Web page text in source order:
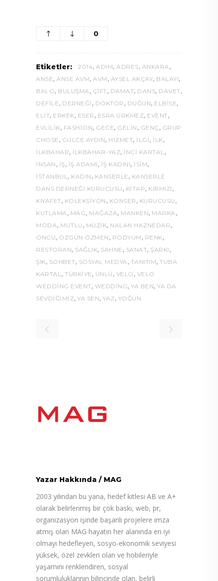
0
Etiketler: 2014, ADIM, ADRES, ANKARA ,
ANSE, ANSE AVM, AVM , AYSEL AKÇAY, BALAYI,
BALO, BULUŞMA , ÇIFT, DAMAT, DANS, DAVET,
DEFILE, DERNEĞI , DOKTOR , DÜĞÜN, ELBISE,
ELIT, ERKEK, ESER , ESRA ÜRKMEZ, EVENT,
EVLILIK, FASHION, GECE, GELIN , GENÇ , GRUP
CHOSE , GÜLCE AYDIN, HIZMET, ILGI , ILK,
ILKBAHAR, İLKBAHAR-YAZ, İNCI KARTAL ,
INSAN , IŞ, IŞ ADAMI , IŞ KADINI, ISIM,
ISTANBUL , KADIN , KANSERLE , KANSERLE
DANS DERNEĞI KURUCUSU , KITAP, KIRMIZI ,
KIYAFET, KOLEKSİYON , KONSER , KURUCUSU ,
KUTLAMA , MAG, MAĞAZA, MANKEN, MARKA ,
MODA, MUTLU , MÜZIK, NALAN HAZNEDAR,
ÖNCÜ, ÖZGÜN ÖZMEN , PODYUM , RENK,
RESTORAN, SAĞLIK, SAHNE , SANAT, ŞARKI ,
ŞIK, SOHBET, SOSYAL MEDYA , TANITIM, TUBA
KARTAL , TÜRKIYE , ÜNLÜ , VELO , VELO
WEDDING EVENT, WEDDING, YA BEN, YA DA
SEVDIĞIMIZ, YA SEN, YAZ, YOĞUN
Yazar Hakkında / MAG
2003 yılından bu yana, hedef kitlesi AB ve A+
olarak belirlenmiş bir çok baskı, web, pr,
organizasyon işinde başarılı projelere imza
atmış olan MAG hayatın her alanında en iyi
olmayı hedefleyen, sosyo-ekonomik seviyesi
yüksek, özel zevkleri olan ve hobileriyle
yaşamını renklendiren, sosyal
sorumluluklarının bilincinde olan, belirli